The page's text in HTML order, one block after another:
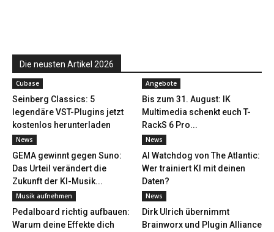
Die neusten Artikel 2026
Cubase
Seinberg Classics: 5
legendäre VST-Plugins jetzt
kostenlos herunterladen
Angebote
Bis zum 31. August: IK
Multimedia schenkt euch T-
RackS 6 Pro...
News
GEMA gewinnt gegen Suno:
Das Urteil verändert die
Zukunft der KI-Musik...
News
AI Watchdog von The Atlantic:
Wer trainiert KI mit deinen
Daten?
Musik aufnehmen
Pedalboard richtig aufbauen:
Warum deine Effekte dich
News
Dirk Ulrich übernimmt
Brainworx und Plugin Alliance